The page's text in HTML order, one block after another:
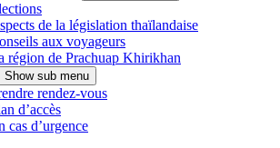
de la législation thaïlandaise
aux voyageurs
région de Prachuap Khirikhan
Show sub menu
rendez-vous
d’accès
cas d’urgence